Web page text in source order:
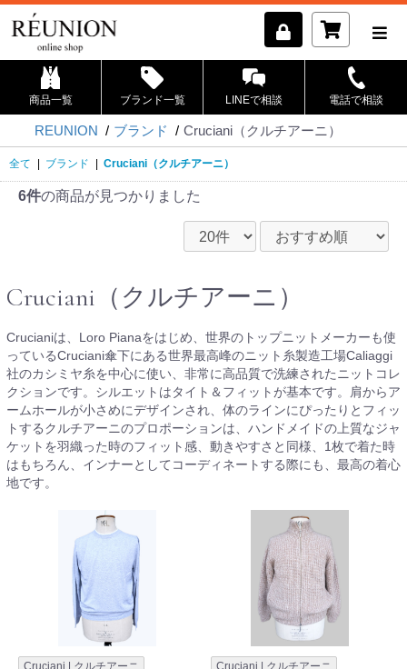
商品一覧 ブランド一覧 LINEで相談 電話で相談
REUNION ブランド Cruciani（クルチアーニ）
全て ブランド Cruciani（クルチアーニ）
6件の商品が見つかりました
Cruciani（クルチアーニ）
Crucianiは、Loro Pianaをはじめ、世界のトップニットメーカーも使
っているCruciani傘下にある世界最高峰のニット糸製造工場Caliaggi
社のカシミヤ糸を中心に使い、非常に高品質で洗練されたニットコレ
クションです。シルエットはタイト＆フィットが基本です。肩からア
ームホールが小さめにデザインされ、体のラインにぴったりとフィッ
トするクルチアーニのプロポーションは、ハンドメイドの上質なジャ
ケットを羽織った時のフィット感、動きやすさと同様、1枚で着た時
はもちろん、インナーとしてコーディネートする際にも、最高の着心
地です。
Cruciani | クルチアーニ Cruciani | クルチアーニ